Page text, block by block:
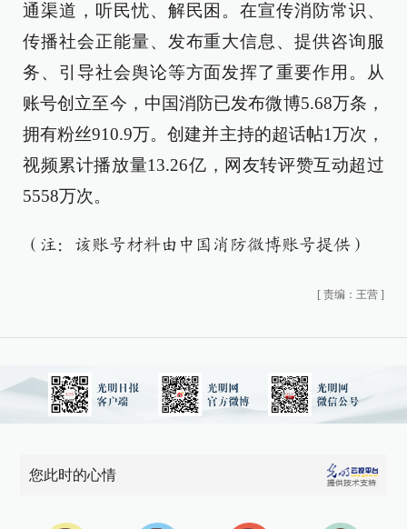
通渠道，听民忧、解民困。在宣传消防常识、
传播社会正能量、发布重大信息、提供咨询服
务、引导社会舆论等方面发挥了重要作用。从
账号创立至今，中国消防已发布微博5.68万条，
拥有粉丝910.9万。创建并主持的超话帖1万次，
视频累计播放量13.26亿，网友转评赞互动超过
5558万次。
（注：该账号材料由中国消防微博账号提供）
[ 责编：王营 ]
您此时的心情